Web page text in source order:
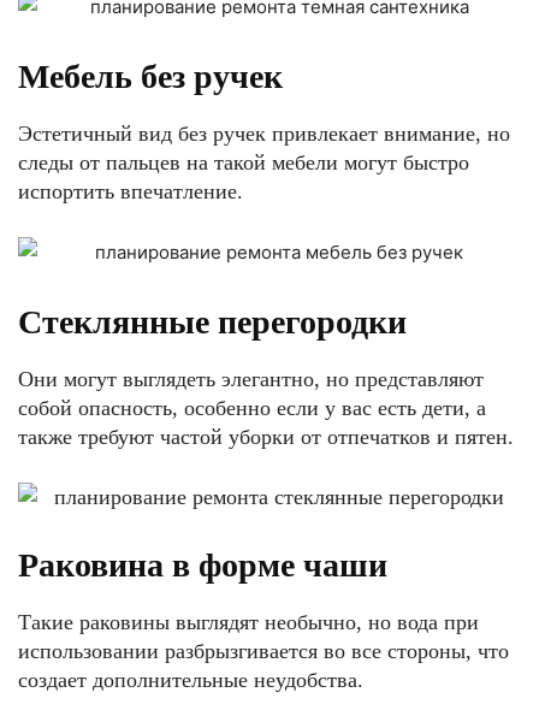
Мебель без ручек
Эстетичный вид без ручек привлекает внимание, но
следы от пальцев на такой мебели могут быстро
испортить впечатление.
Стеклянные перегородки
Они могут выглядеть элегантно, но представляют
собой опасность, особенно если у вас есть дети, а
также требуют частой уборки от отпечатков и пятен.
Раковина в форме чаши
Такие раковины выглядят необычно, но вода при
использовании разбрызгивается во все стороны, что
создает дополнительные неудобства.